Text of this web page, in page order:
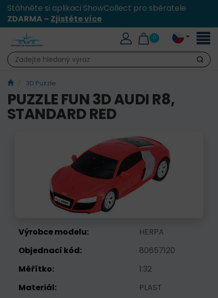
Stáhněte si aplikaci ShowCollect pro sběratele
ZDARMA – Zjistěte více
0
Hledat
3D Puzzle
PUZZLE FUN 3D AUDI R8,
STANDARD RED
Výrobce modelu:
HERPA
Objednací kód:
80657120
Měřítko:
1:32
Materiál:
PLAST